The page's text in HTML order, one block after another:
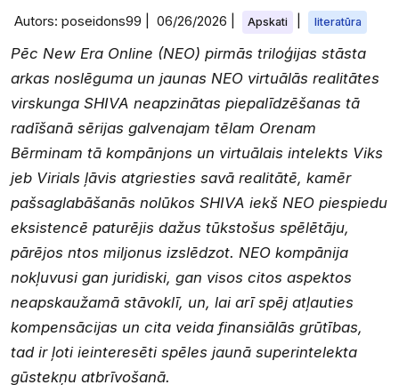
Autors: poseidons99 | 06/26/2026 Apskati literatūra
Pēc New Era Online (NEO) pirmās triloģijas stāsta
arkas noslēguma un jaunas NEO virtuālās realitātes
virskunga SHIVA neapzinātas piepalīdzēšanas tā
radīšanā sērijas galvenajam tēlam Orenam
Bērminam tā kompānjons un virtuālais intelekts Viks
jeb Virials ļāvis atgriesties savā realitātē, kamēr
pašsaglabāšanās nolūkos SHIVA iekš NEO piespiedu
eksistencē paturējis dažus tūkstošus spēlētāju,
pārējos ntos miljonus izslēdzot. NEO kompānija
nokļuvusi gan juridiski, gan visos citos aspektos
neapskaužamā stāvoklī, un, lai arī spēj atļauties
kompensācijas un cita veida finansiālās grūtības,
tad ir ļoti ieinteresēti spēles jaunā superintelekta
gūstekņu atbrīvošanā.